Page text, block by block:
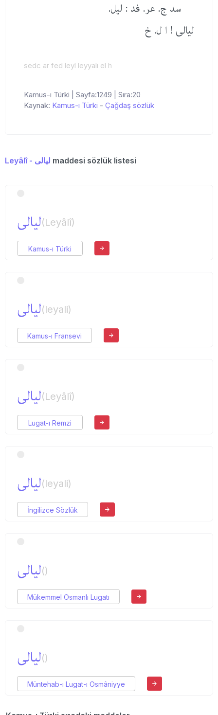
— سد ج. عر. فد : لیل.
لیالی ! ا ل. خ
sedc ar fed leyl leyyalı el h
Kamus-ı Türki | Sayfa:1249 | Sıra:20
Kaynak: Kamus-ı Türki - Çağdaş sözlük
Leyâlî - لیالی maddesi sözlük listesi
لیالی(Leyâlî)
Kamus-ı Türki
لیالی(leyali)
Kamus-ı Fransevi
لیالی(Leyâlî)
Lugat-ı Remzi
لیالی(leyali)
İngilizce Sözlük
لیالی()
Mükemmel Osmanlı Lugatı
لیالی()
Müntehab-ı Lugat-ı Osmâniyye